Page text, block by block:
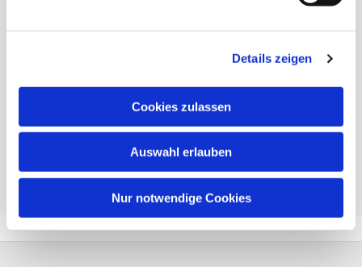
Details zeigen
Cookies zulassen
Auswahl erlauben
Nur notwendige Cookies
Ev. KinderFamilienZentrum (KiFaZ)
59174 Kamen
Ev. Friedhof Methler
Parkplatz: vom-Stein-Straße
59174 Kamen